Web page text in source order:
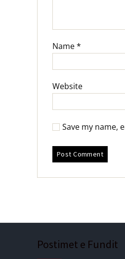
Name*
Website
Save my name,
Postimet e Fundit